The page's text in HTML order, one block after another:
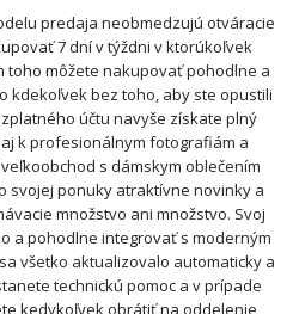
predaja neobmedzujú otváracie
7 dní v týždni v ktorúkoľvek
toho môžete nakupovať pohodlne a
kdekoľvek bez toho, aby ste opustili
účtu navyše získate plný
k profesionálnym fotografiám a
s dámskym oblečením
svojej ponuky atraktívne novinky a
množstvo ani množstvo. Svoj
a pohodlne integrovať s moderným
všetko aktualizovalo automaticky a
technickú pomoc a v prípade